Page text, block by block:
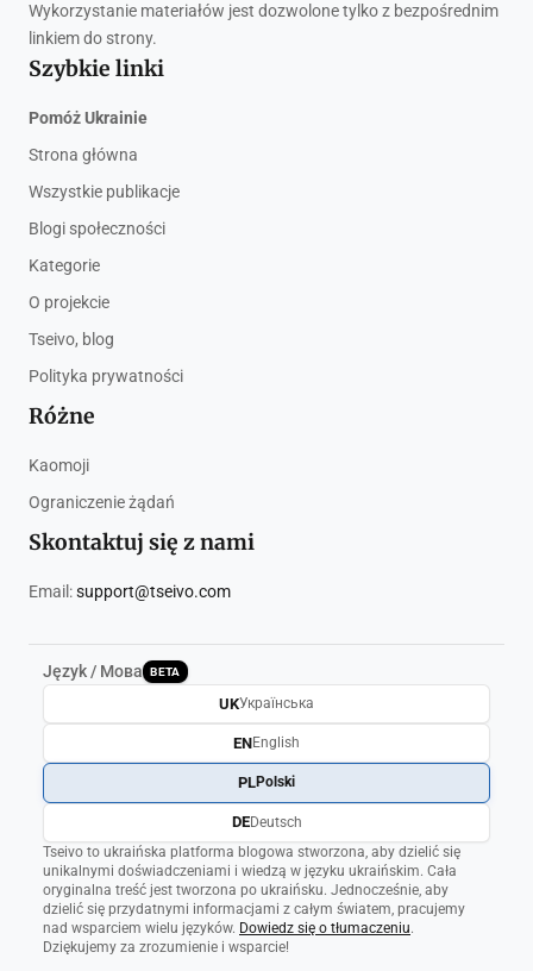
Wykorzystanie materiałów jest dozwolone tylko z bezpośrednim
linkiem do strony.
Szybkie linki
Pomóż Ukrainie
Strona główna
Wszystkie publikacje
Blogi społeczności
Kategorie
O projekcie
Tseivo, blog
Polityka prywatności
Różne
Kaomoji
Ograniczenie żądań
Skontaktuj się z nami
Email:support@tseivo.com
Język / Мова BETA
Tseivo to ukraińska platforma blogowa stworzona, aby dzielić się
unikalnymi doświadczeniami i wiedzą w języku ukraińskim. Cała
oryginalna treść jest tworzona po ukraińsku. Jednocześnie, aby
dzielić się przydatnymi informacjami z całym światem, pracujemy
nad wsparciem wielu języków. Dowiedz się o tłumaczeniu.
Dziękujemy za zrozumienie i wsparcie!
UKУкраїнська
ENEnglish
PLPolski
DEDeutsch